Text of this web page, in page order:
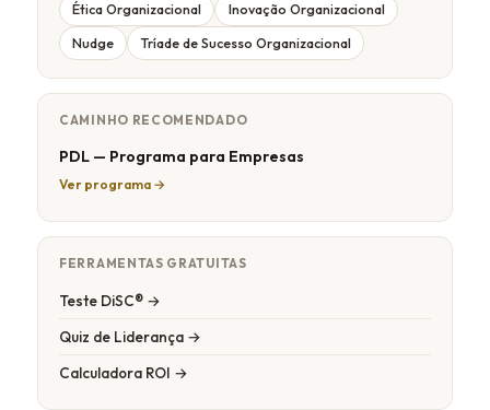
Ética Organizacional Inovação Organizacional
Nudge Tríade de Sucesso Organizacional
CAMINHO RECOMENDADO
PDL — Programa para Empresas
Ver programa →
FERRAMENTAS GRATUITAS
Teste DiSC® →
Quiz de Liderança →
Calculadora ROI →